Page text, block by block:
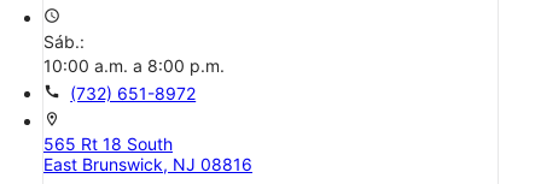
access_time
Sáb.:
10:00 a.m. a 8:00 p.m.
call (732) 651-8972
location_on
565 Rt 18 South
East Brunswick, NJ 08816